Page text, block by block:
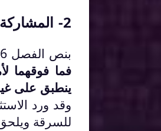
2-
بنص الفصل 266 من المجلة الجزائية :
فما فوقهما
ينطبق على
للسرقة ويلحق